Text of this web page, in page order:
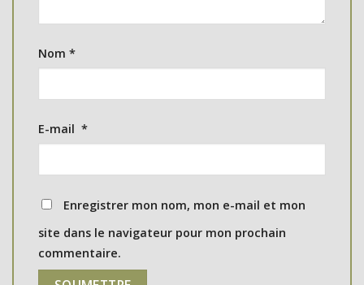
Nom *
E-mail *
Enregistrer mon nom, mon e-mail et mon
site dans le navigateur pour mon prochain
commentaire.